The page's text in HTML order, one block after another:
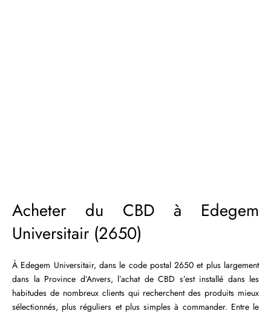
Acheter du CBD à Edegem
Universitair (2650)
À Edegem Universitair, dans le code postal 2650 et plus largement
dans la Province d’Anvers, l’achat de CBD s’est installé dans les
habitudes de nombreux clients qui recherchent des produits mieux
sélectionnés, plus réguliers et plus simples à commander. Entre le